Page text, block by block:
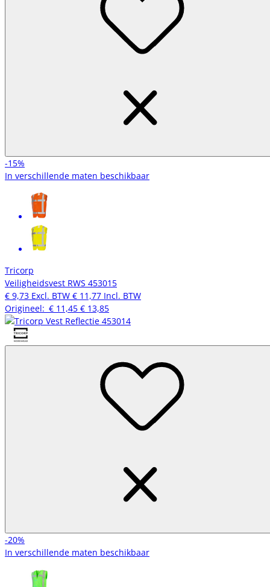
-15%
In verschillende maten beschikbaar
Tricorp
Veiligheidsvest RWS 453015
€ 9,73 Excl. BTW € 11,77 Incl. BTW
Origineel: € 11,45 € 13,85
-20%
In verschillende maten beschikbaar